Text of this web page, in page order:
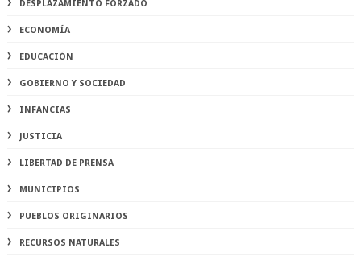
DESPLAZAMIENTO FORZADO
ECONOMÍA
EDUCACIÓN
GOBIERNO Y SOCIEDAD
INFANCIAS
JUSTICIA
LIBERTAD DE PRENSA
MUNICIPIOS
PUEBLOS ORIGINARIOS
RECURSOS NATURALES